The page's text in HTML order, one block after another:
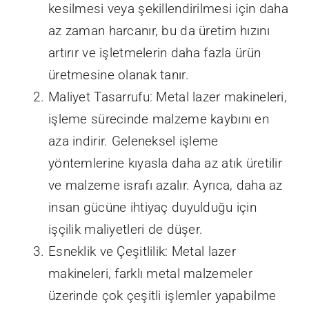
kesilmesi veya şekillendirilmesi için daha
az zaman harcanır, bu da üretim hızını
artırır ve işletmelerin daha fazla ürün
üretmesine olanak tanır.
Maliyet Tasarrufu: Metal lazer makineleri,
işleme sürecinde malzeme kaybını en
aza indirir. Geleneksel işleme
yöntemlerine kıyasla daha az atık üretilir
ve malzeme israfı azalır. Ayrıca, daha az
insan gücüne ihtiyaç duyulduğu için
işçilik maliyetleri de düşer.
Esneklik ve Çeşitlilik: Metal lazer
makineleri, farklı metal malzemeler
üzerinde çok çeşitli işlemler yapabilme